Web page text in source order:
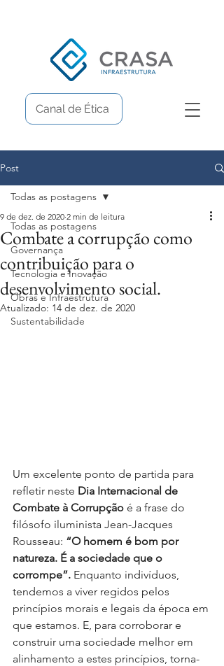
Canal de Ética
Post
Todas as postagens
Governança
Tecnologia e Inovação
Obras e Infraestrutura
Sustentabilidade
Todas as postagens
Combate a corrupção como
contribuição para o
desenvolvimento social.
9 de dez. de 2020 2 min de leitura
Atualizado: 14 de dez. de 2020
Um excelente ponto de partida para
refletir neste Dia Internacional de
Combate à Corrupção é a frase do
filósofo iluminista Jean-Jacques
Rousseau: “O homem é bom por
natureza. É a sociedade que o
corrompe”. Enquanto indivíduos,
tendemos a viver regidos pelos
princípios morais e legais da época em
que estamos. E, para corroborar e
construir uma sociedade melhor em
alinhamento a estes princípios, torna-